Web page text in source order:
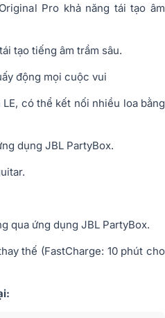
Pro khả năng tái tạo âm
tạo tiếng âm trầm sâu.
động mọi cuộc vui
có thể kết nối nhiều loa bằng
dụng JBL PartyBox.
qua ứng dụng JBL PartyBox.
thế (FastCharge: 10 phút cho